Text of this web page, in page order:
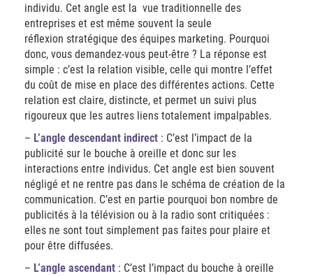
individu. Cet angle est la vue traditionnelle des
entreprises et est même souvent la seule
réflexion stratégique des équipes marketing. Pourquoi
donc, vous demandez-vous peut-être ? La réponse est
simple : c’est la relation visible, celle qui montre l’effet
du coût de mise en place des différentes actions. Cette
relation est claire, distincte, et permet un suivi plus
rigoureux que les autres liens totalement impalpables.
– L’angle descendant indirect : C’est l’impact de la
publicité sur le bouche à oreille et donc sur les
interactions entre individus. Cet angle est bien souvent
négligé et ne rentre pas dans le schéma de création de la
communication. C’est en partie pourquoi bon nombre de
publicités à la télévision ou à la radio sont critiquées :
elles ne sont tout simplement pas faites pour plaire et
pour être diffusées.
– L’angle ascendant : C’est l’impact du bouche à oreille